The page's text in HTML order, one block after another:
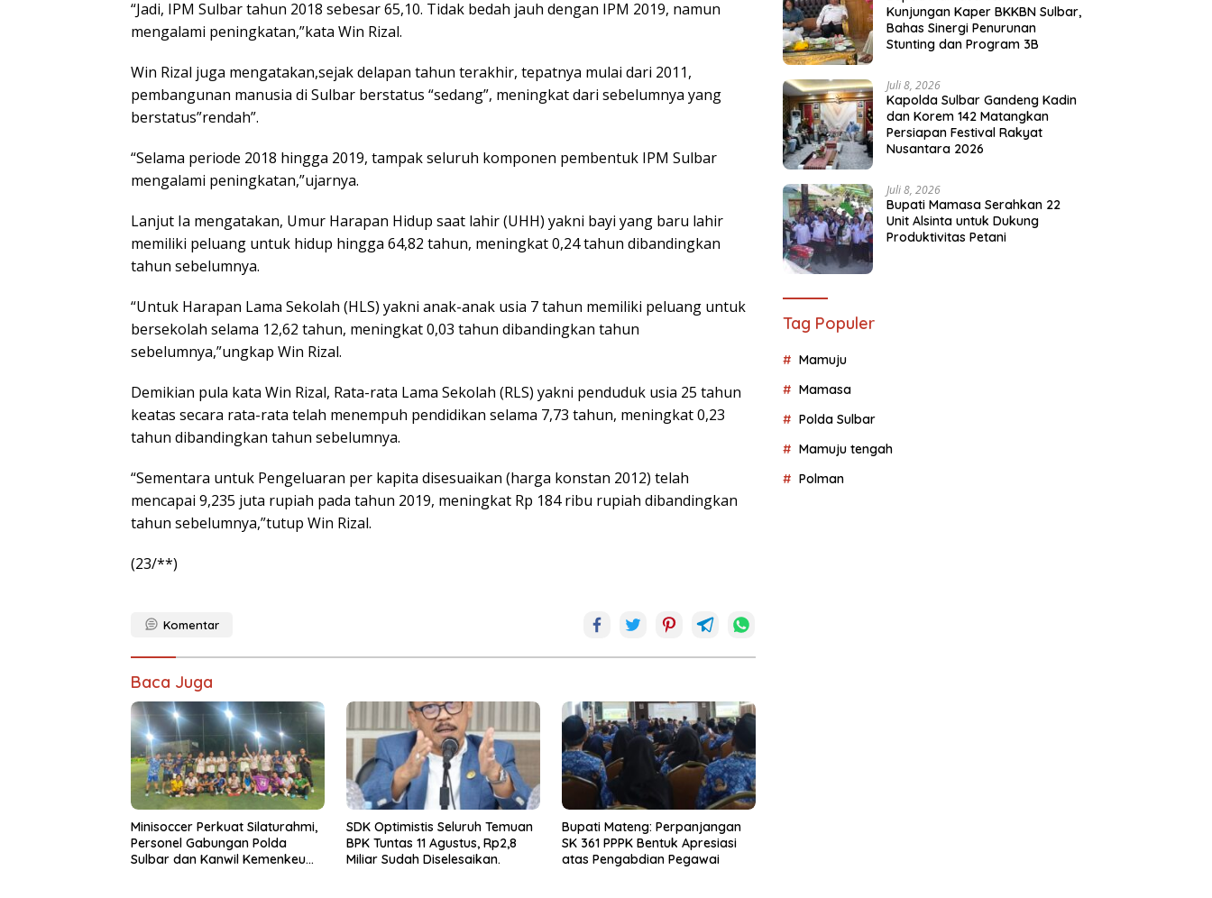
“Jadi, IPM Sulbar tahun 2018 sebesar 65,10. Tidak bedah jauh dengan IPM 2019, namun
mengalami peningkatan,”kata Win Rizal.
Win Rizal juga mengatakan,sejak delapan tahun terakhir, tepatnya mulai dari 2011,
pembangunan manusia di Sulbar berstatus “sedang”, meningkat dari sebelumnya yang
berstatus”rendah”.
“Selama periode 2018 hingga 2019, tampak seluruh komponen pembentuk IPM Sulbar
mengalami peningkatan,”ujarnya.
Lanjut Ia mengatakan, Umur Harapan Hidup saat lahir (UHH) yakni bayi yang baru lahir
memiliki peluang untuk hidup hingga 64,82 tahun, meningkat 0,24 tahun dibandingkan
tahun sebelumnya.
“Untuk Harapan Lama Sekolah (HLS) yakni anak-anak usia 7 tahun memiliki peluang untuk
bersekolah selama 12,62 tahun, meningkat 0,03 tahun dibandingkan tahun
sebelumnya,”ungkap Win Rizal.
Demikian pula kata Win Rizal, Rata-rata Lama Sekolah (RLS) yakni penduduk usia 25 tahun
keatas secara rata-rata telah menempuh pendidikan selama 7,73 tahun, meningkat 0,23
tahun dibandingkan tahun sebelumnya.
“Sementara untuk Pengeluaran per kapita disesuaikan (harga konstan 2012) telah
mencapai 9,235 juta rupiah pada tahun 2019, meningkat Rp 184 ribu rupiah dibandingkan
tahun sebelumnya,”tutup Win Rizal.
(23/**)
Komentar
Baca Juga
Minisoccer Perkuat Silaturahmi,
Personel Gabungan Polda
Sulbar dan Kanwil Kemenkeu
SDK Optimistis Seluruh Temuan
BPK Tuntas 11 Agustus, Rp2,8
Miliar Sudah Diselesaikan.
Bupati Mateng: Perpanjangan
SK 361 PPPK Bentuk Apresiasi
atas Pengabdian Pegawai
Kunjungan Kaper BKKBN Sulbar,
Bahas Sinergi Penurunan
Stunting dan Program 3B
Juli 8, 2026
Kapolda Sulbar Gandeng Kadin
dan Korem 142 Matangkan
Persiapan Festival Rakyat
Nusantara 2026
Juli 8, 2026
Bupati Mamasa Serahkan 22
Unit Alsinta untuk Dukung
Produktivitas Petani
Tag Populer
Mamuju
Mamasa
Polda Sulbar
Mamuju tengah
Polman